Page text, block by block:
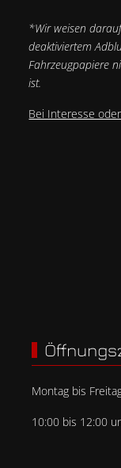
*Wir weisen
deaktiviertem
Fahrzeugpapiere
ist.
Bei Interesse
Montag bis
10:00 bis 12:00